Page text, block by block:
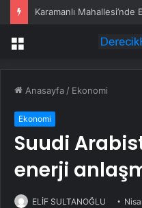
Menü
Anasayfa / Ekonomi
Ekonomi
Suudi
enerji
ELİF SULTANOĞLU